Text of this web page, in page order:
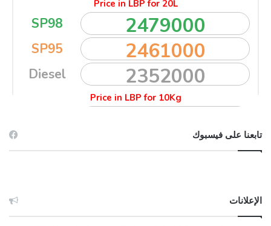
تابعنا على فيسبوك
الإعلانات